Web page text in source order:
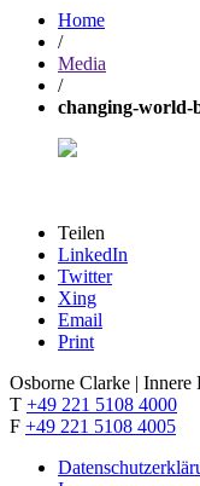
Home
/
Media
/
changing-world-
Teilen
LinkedIn
Twitter
Xing
Email
Print
Osborne Clarke |
T +49 221 5108 4000
F +49 221 5108 4005